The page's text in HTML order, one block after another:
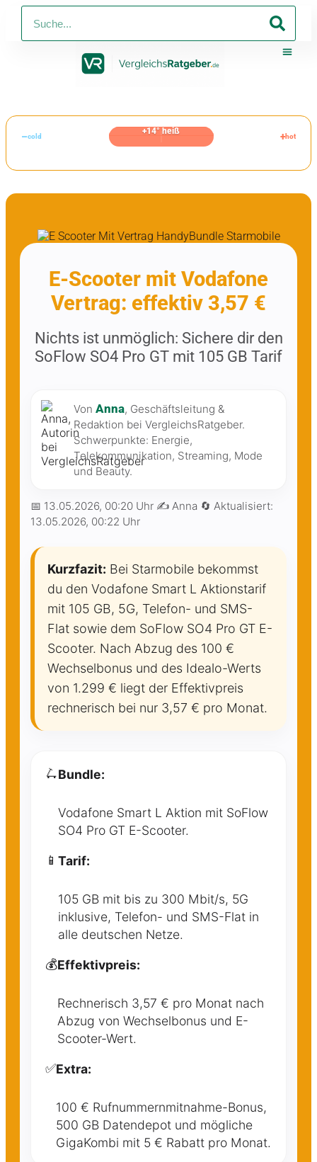
–cold
+14° heiß +hot
E-Scooter mit Vodafone
Vertrag: effektiv 3,57 €
Nichts ist unmöglich: Sichere dir den
SoFlow SO4 Pro GT mit 105 GB Tarif
Von Anna, Geschäftsleitung &
Redaktion bei VergleichsRatgeber.
Schwerpunkte: Energie,
Telekommunikation, Streaming, Mode
und Beauty.
📅 13.05.2026, 00:20 Uhr ✍️ Anna 🔄 Aktualisiert:
13.05.2026, 00:22 Uhr
Kurzfazit: Bei Starmobile bekommst
du den Vodafone Smart L Aktionstarif
mit 105 GB, 5G, Telefon- und SMS-
Flat sowie dem SoFlow SO4 Pro GT E-
Scooter. Nach Abzug des 100 €
Wechselbonus und des Idealo-Werts
von 1.299 € liegt der Effektivpreis
rechnerisch bei nur 3,57 € pro Monat.
🛴Bundle:
Vodafone Smart L Aktion mit SoFlow
SO4 Pro GT E-Scooter.
📱 Tarif:
105 GB mit bis zu 300 Mbit/s, 5G
inklusive, Telefon- und SMS-Flat in
alle deutschen Netze.
💰Effektivpreis:
Rechnerisch 3,57 € pro Monat nach
Abzug von Wechselbonus und E-
Scooter-Wert.
✅Extra:
100 € Rufnummernmitnahme-Bonus,
500 GB Datendepot und mögliche
GigaKombi mit 5 € Rabatt pro Monat.